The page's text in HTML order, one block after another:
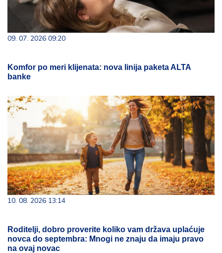
09. 07. 2026 09:20
Komfor po meri klijenata: nova linija paketa ALTA
banke
10. 08. 2026 13:14
Roditelji, dobro proverite koliko vam država uplaćuje
novca do septembra: Mnogi ne znaju da imaju pravo
na ovaj novac